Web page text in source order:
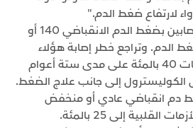
لارتفاع ضغط الدم."
واعتبرت الدراسة أن المصابين بضغط الدم الانقباضي 140 أو
الدم. وتراجع خطر إصابة هؤلاء
بالأزمات القلبية والجلطات 40 بالمئة على مدى ستة أعوام
الكوليسترول إلى جانب علاج الضغط.
دم انقباضي عادي أو منخفض
إلى 25 بالمئة.